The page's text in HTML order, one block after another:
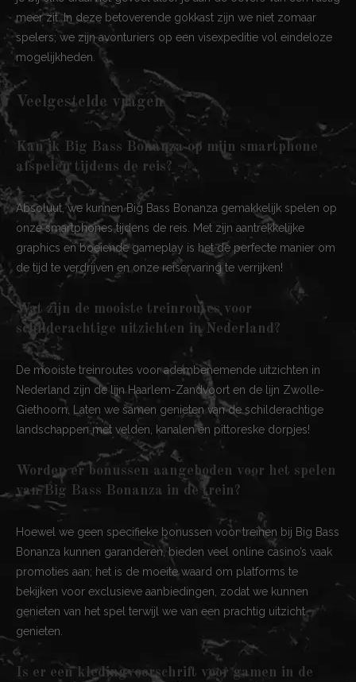
meer zit. In deze betoverende gokkast zijn we niet zomaar
spelers; we zijn avonturiers op een visexpeditie vol eindeloze
mogelijkheden.
Veelgestelde vragen
Kan ik Big Bass Bonanza op mijn smartphone
afspelen tijdens de reis?
Absoluut, we kunnen Big Bass Bonanza gemakkelijk spelen op
onze smartphones tijdens de reis. Met zijn aantrekkelijke
graphics en boeiende gameplay is het de perfecte manier om
de tijd te verdrijven en onze reiservaring te verrijken!
Wat zijn de mooiste treinroutes voor
schilderachtige uitzichten in Nederland?
De mooiste treinroutes voor adembenemende uitzichten in
Nederland zijn de lijn Haarlem-Zandvoort en de lijn Zwolle-
Giethoorn. Laten we samen genieten van de schilderachtige
landschappen met velden, kanalen en pittoreske dorpjes!
Worden er bonussen aangeboden voor het spelen
van Big Bass Bonanza in de trein?
Hoewel we geen specifieke bonussen voor treinen bij Big Bass
Bonanza kunnen garanderen, bieden veel online casino’s vaak
promoties aan; het is de moeite waard om platforms te
bekijken voor exclusieve aanbiedingen, zodat we kunnen
genieten van het spel terwijl we van een prachtig uitzicht
genieten.
Is er een kledingvoorschrift voor gamen in de